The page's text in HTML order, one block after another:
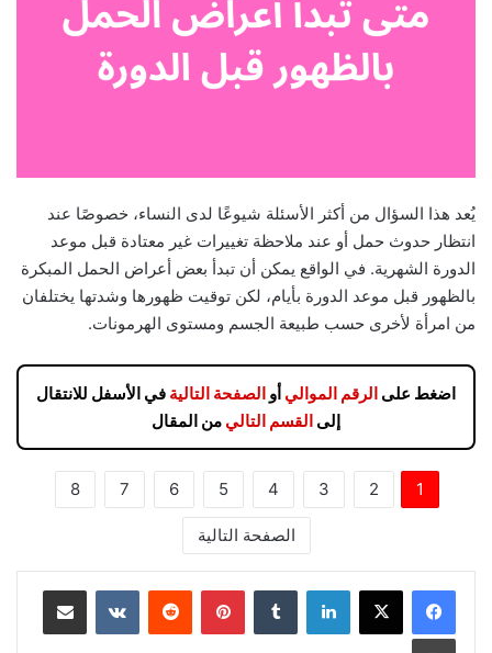
يُعد هذا السؤال من أكثر الأسئلة شيوعًا لدى النساء، خصوصًا عند
انتظار حدوث حمل أو عند ملاحظة تغييرات غير معتادة قبل موعد
الدورة الشهرية. في الواقع يمكن أن تبدأ بعض أعراض الحمل المبكرة
بالظهور قبل موعد الدورة بأيام، لكن توقيت ظهورها وشدتها يختلفان
من امرأة لأخرى حسب طبيعة الجسم ومستوى الهرمونات.
اضغط على الرقم الموالي أو الصفحة التالية في الأسفل للانتقال
إلى القسم التالي من المقال
1
2
3
4
5
6
7
8
الصفحة التالية
لينكدإن بينتيريست مشاركة عبر البريد
طباعة